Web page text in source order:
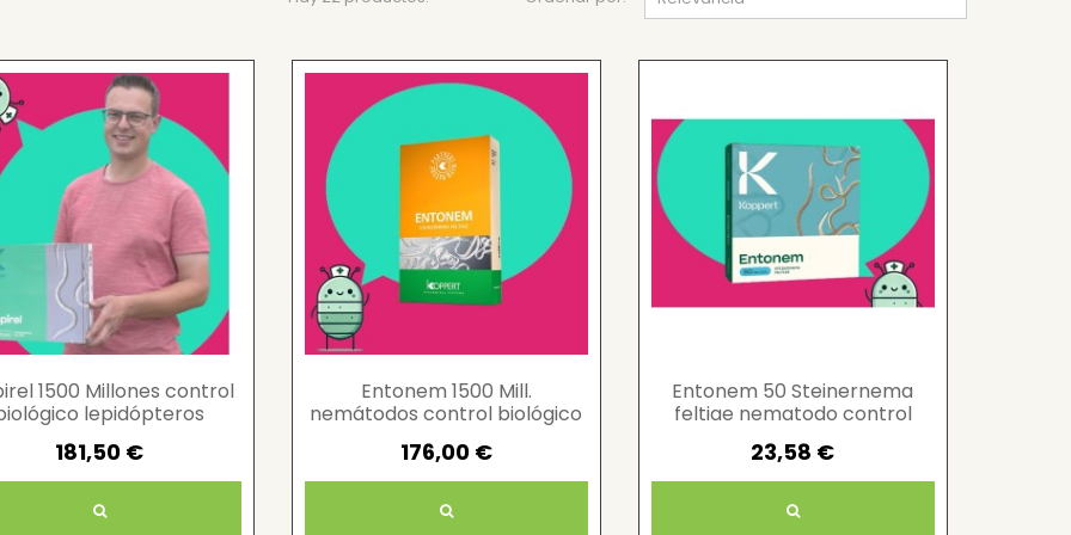
1500 Millones control
lepidópteros
frutales
181,50 €
Entonem 1500 Mill.
nemátodos control biológico
plagas agrícolas
176,00 €
Entonem 50 Steinernema
feltiae nematodo control
biológico larvas
23,58 €